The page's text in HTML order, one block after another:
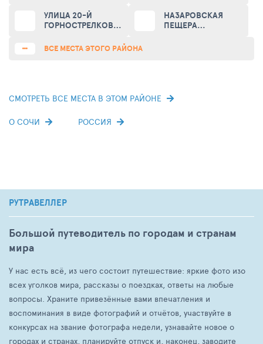
AKHUN")
УЛИЦА 20-Й
ГОРНОСТРЕЛКОВОЙ
20TH MOUNTAIN
НАЗАРОВСКАЯ
ПЕЩЕРА
ВСЕ МЕСТА ЭТОГО РАЙОНА
СМОТРЕТЬ ВСЕ МЕСТА В ЭТОМ РАЙОНЕ
О СОЧИ РОССИЯ
РУТРАВЕЛЛЕР
Большой путеводитель по городам и странам
мира
У нас есть всё, из чего состоит путешествие: яркие фото изо
всех уголков мира, рассказы о поездках, ответы на любые
вопросы. Храните привезённые вами впечатления и
воспоминания в виде фотографий и отчётов, участвуйте в
конкурсах на звание фотографа недели, узнавайте новое о
городах и странах, планируйте отпуск и, наконец, заводите